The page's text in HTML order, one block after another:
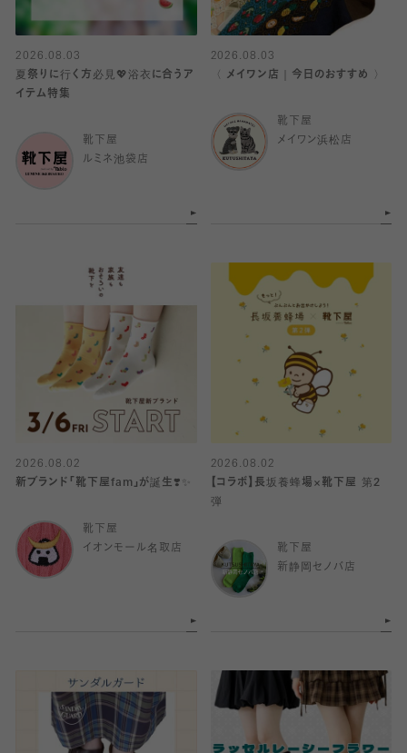
2026.08.03
夏祭りに行く方必見💖浴衣に合うア
イテム特集
靴下屋
ルミネ池袋店
2026.08.03
〈 メイワン店｜今日のおすすめ 〉
靴下屋
メイワン浜松店
2026.08.02
新ブランド「靴下屋fam」が誕生❣️✨
靴下屋
イオンモール名取店
2026.08.02
【コラボ】長坂養蜂場×靴下屋 第2
弾
靴下屋
新静岡セノバ店